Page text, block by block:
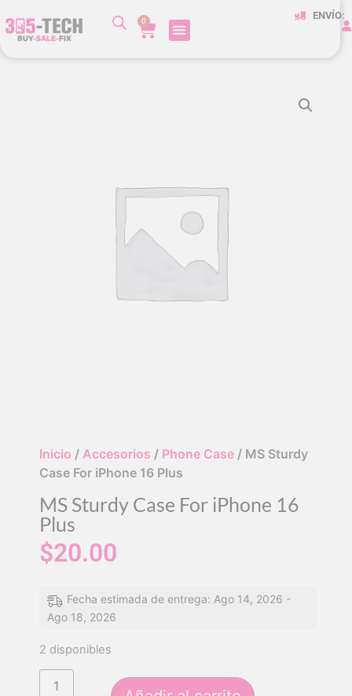
0 ENVÍO:
Inicio / Accesorios / Phone Case / MS Sturdy
Case For iPhone 16 Plus
MS Sturdy Case For iPhone 16
Plus
$20.00
Fecha estimada de entrega: Ago 14, 2026 -
Ago 18, 2026
2 disponibles